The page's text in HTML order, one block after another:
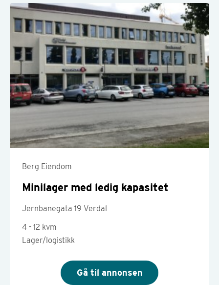
Berg Eiendom
Minilager med ledig kapasitet
Jernbanegata 19 Verdal
4 - 12 kvm
Lager/logistikk
Gå til annonsen